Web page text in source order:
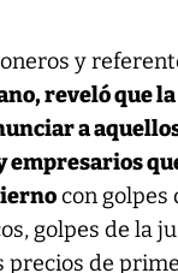
y
reveló que
a
empresarios
con golpes
golpes de la
precios de